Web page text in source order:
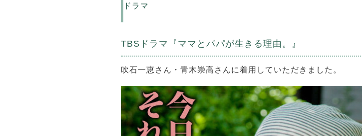
ドラマ
TBSドラマ『ママとパパが生きる理由。』
吹石一恵さん・青木崇高さんに着用していただきました。